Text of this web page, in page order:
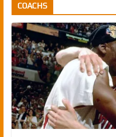
COACHS